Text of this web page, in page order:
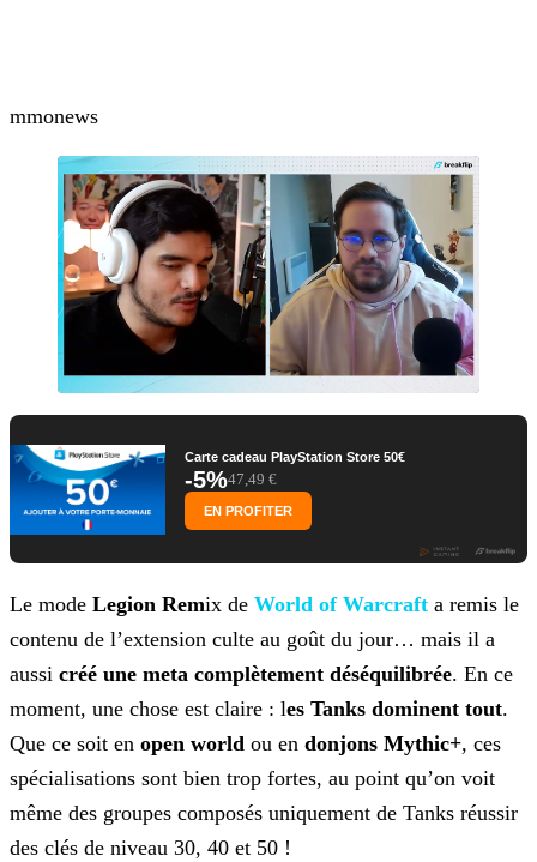
mmonews
Carte cadeau PlayStation Store 50€
-5%47,49 €
EN PROFITER
Le mode Legion Remix de World of Warcraft a remis le
contenu de l’extension culte au goût du jour… mais il a
aussi créé une meta complètement déséquilibrée. En ce
moment, une chose est claire : les Tanks dominent tout.
Que ce soit en open world ou en donjons Mythic+, ces
spécialisations sont bien trop fortes, au point qu’on voit
même des groupes composés uniquement de Tanks réussir
des clés de niveau 30, 40 et 50 !